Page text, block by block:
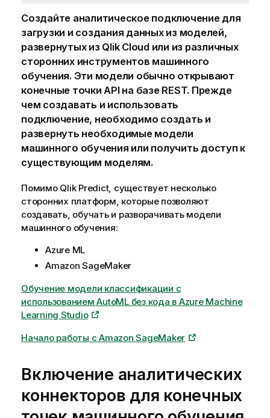
Создайте аналитическое подключениедля
загрузки и создания данных из моделей,
развернутых из Qlik Cloudили из различных
сторонних инструментов машинного
обучения. Эти модели обычно открывают
конечные точки API на базе REST. Прежде
чем создавать и использовать
подключение, необходимо создать и
развернуть необходимые модели
машинного обучения или получить доступ к
существующим моделям.
Помимо Qlik Predict, существует несколько
сторонних платформ, которые позволяют
создавать, обучать и разворачивать модели
машинного обучения:
Azure ML
Amazon SageMaker
Обучение модели классификации с
использованием AutoML без кода в Azure Machine
Learning Studio
Начало работы с Amazon SageMaker
Включение аналитических
коннекторов для конечных